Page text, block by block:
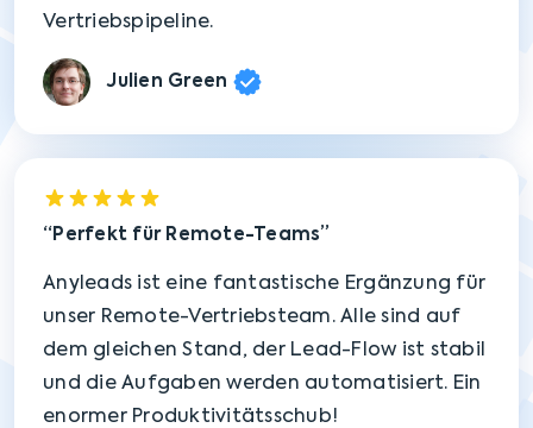
Vertriebspipeline.
Julien Green
Perfekt für Remote-Teams
Anyleads ist eine fantastische Ergänzung für
unser Remote-Vertriebsteam. Alle sind auf
dem gleichen Stand, der Lead-Flow ist stabil
und die Aufgaben werden automatisiert. Ein
enormer Produktivitätsschub!